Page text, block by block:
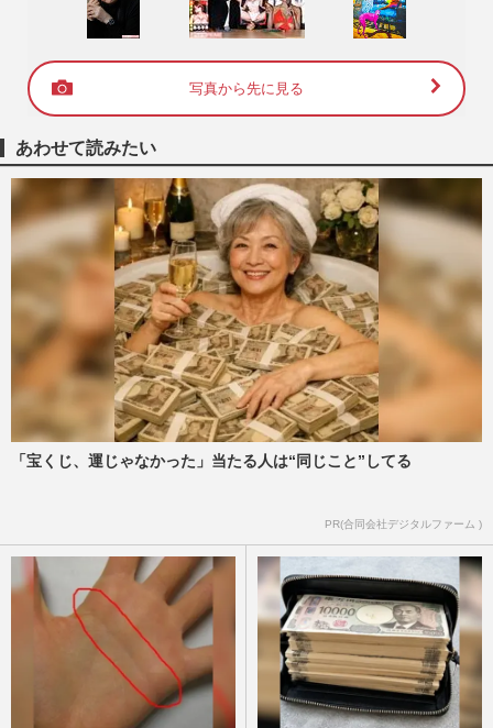
写真から先に見る
あわせて読みたい
「宝くじ、運じゃなかった」当たる人は“同じこと”してる
PR(合同会社デジタルファーム )